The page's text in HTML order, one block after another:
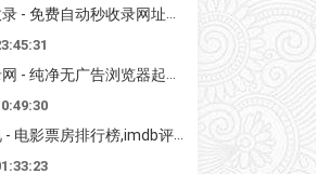
- 免费自动秒收录网址导航
- 纯净无广告浏览器起始页
房排行榜,imdb评分,影评,找最好看的影视